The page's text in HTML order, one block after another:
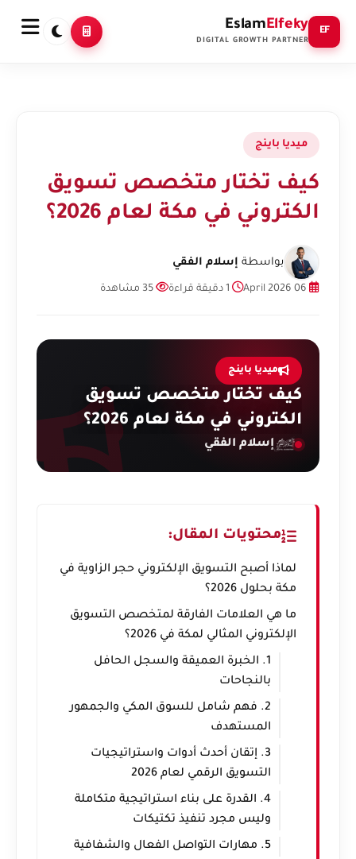
EF
EslamElfeky
DIGITAL GROWTH PARTNER
ميديا باينج
كيف تختار متخصص تسويق
الكتروني في مكة لعام 2026؟
بواسطة إسلام الفقي
ميديا باينج
كيف تختار متخصص تسويق
الكتروني في مكة لعام 2026؟
إسلام الفقي
محتويات المقال:
لماذا أصبح التسويق الإلكتروني حجر الزاوية في
مكة بحلول 2026؟
ما هي العلامات الفارقة لمتخصص التسويق
الإلكتروني المثالي لمكة في 2026؟
1. الخبرة العميقة والسجل الحافل
بالنجاحات
2. فهم شامل للسوق المكي والجمهور
المستهدف
3. إتقان أحدث أدوات واستراتيجيات
التسويق الرقمي لعام 2026
4. القدرة على بناء استراتيجية متكاملة
وليس مجرد تنفيذ تكتيكات
5. مهارات التواصل الفعال والشفافية